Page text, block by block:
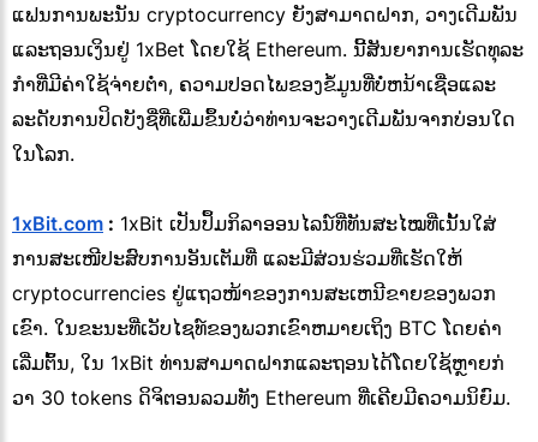
ແຟນການພະນັນ cryptocurrency ຍັງສາມາດຝາກ, ວາງເດີມພັນ
ແລະຖອນເງິນຢູ່ 1xBet ໂດຍໃຊ້ Ethereum. ນີ້ສັນຍາການເຮັດທຸລະ
ກໍາທີ່ມີຄ່າໃຊ້ຈ່າຍຕ່ໍາ, ຄວາມປອດໄພຂອງຂໍ້ມູນທີ່ບໍ່ຫນ້າເຊື່ອແລະ
ລະດັບການປິດບັງຊື່ທີ່ເພີ່ມຂຶ້ນບໍ່ວ່າທ່ານຈະວາງເດີມພັນຈາກບ່ອນໃດ
ໃນໂລກ.
1xBit.com : 1xBit ເປັນປຶ້ມກິລາອອນໄລນ໌ທີ່ທັນສະໄໝທີ່ເນັ້ນໃສ່
ການສະເໜີປະສົບການອັນເຕັມທີ່ ແລະມີສ່ວນຮ່ວມທີ່ເຮັດໃຫ້
cryptocurrencies ຢູ່ແຖວໜ້າຂອງການສະເຫນີຂາຍຂອງພວກ
ເຂົາ. ໃນຂະນະທີ່ເວັບໄຊທ໌ຂອງພວກເຂົາຫມາຍເຖິງ BTC ໂດຍຄ່າ
ເລີ່ມຕົ້ນ, ໃນ 1xBit ທ່ານສາມາດຝາກແລະຖອນໄດ້ໂດຍໃຊ້ຫຼາຍກ່
ວາ 30 tokens ດິຈິຕອນລວມທັງ Ethereum ທີ່ເຄີຍມີຄວາມນິຍົມ.